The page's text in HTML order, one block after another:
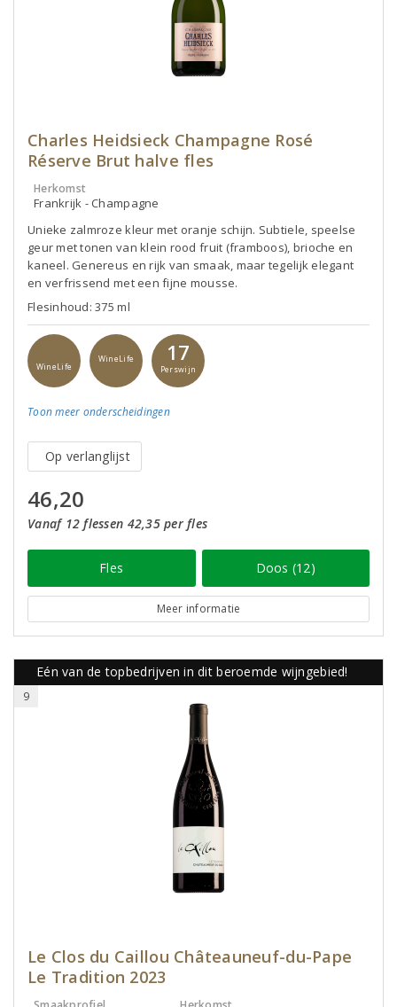
Charles Heidsieck Champagne Rosé
Réserve Brut halve fles
Herkomst
Frankrijk - Champagne
Unieke zalmroze kleur met oranje schijn. Subtiele, speelse
geur met tonen van klein rood fruit (framboos), brioche en
kaneel. Genereus en rijk van smaak, maar tegelijk elegant
en verfrissend met een fijne mousse.
Flesinhoud: 375 ml
WineLife
WineLife 17
Perswijn
Toon meer onderscheidingen
Op verlanglijst
46,20
Vanaf 12 flessen 42,35 per fles
Fles Doos (12)
Meer informatie
Eén van de topbedrijven in dit beroemde wijngebied!
9
Le Clos du Caillou Châteauneuf-du-Pape
Le Tradition 2023